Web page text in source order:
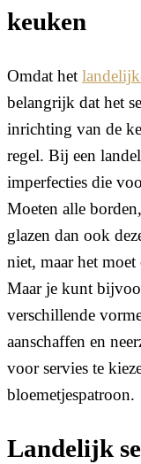
keuken
Omdat het
belangrijk dat het
inrichting van de
regel. Bij een
imperfecties die
Moeten alle
glazen dan ook
niet, maar het
Maar je kunt
verschillende
aanschaffen en
voor servies te
bloemetjespatroon.
Landelijk